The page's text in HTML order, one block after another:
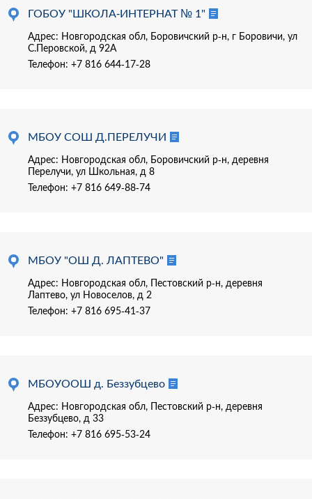
ГОБОУ "ШКОЛА-ИНТЕРНАТ № 1"
Адрес: Новгородская обл, Боровичский р-н, г Боровичи, ул
С.Перовской, д 92А
Телефон: +7 816 644-17-28
МБОУ СОШ Д.ПЕРЕЛУЧИ
Адрес: Новгородская обл, Боровичский р-н, деревня
Перелучи, ул Школьная, д 8
Телефон: +7 816 649-88-74
МБОУ "ОШ Д. ЛАПТЕВО"
Адрес: Новгородская обл, Пестовский р-н, деревня
Лаптево, ул Новоселов, д 2
Телефон: +7 816 695-41-37
МБОУООШ д. Беззубцево
Адрес: Новгородская обл, Пестовский р-н, деревня
Беззубцево, д 33
Телефон: +7 816 695-53-24